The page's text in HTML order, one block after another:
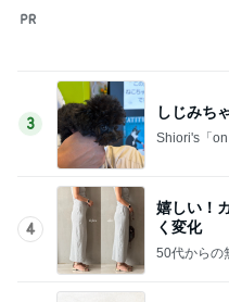
3
4
嬉しい！
く変化
5
ワタクシ
ランド海外
日々是ファ